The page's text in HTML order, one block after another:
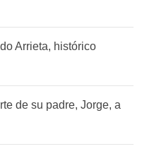
Arrieta, histórico
de su padre, Jorge, a